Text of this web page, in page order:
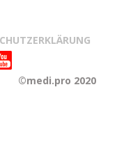
©medi.pro 2020